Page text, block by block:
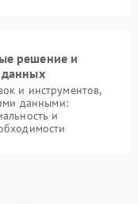
решение и
данных
и инструментов,
данными:
и